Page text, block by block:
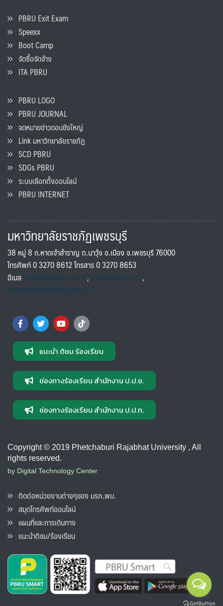
PBRU Exit Exam
Speexx
Boot Camp
จัดซื้อจัดจ้าง
ITA PBRU
PBRU LOGO
PBRU JOURNAL
จดหมายข่าวดอนขังใหญ่
Link มหาวิทยาลัยราชภัฏ
SCD PBRU
SDGs PBRU
ระบบเลือกตั้งออนไลน์
PBRU INTERNET
มหาวิทยาลัยราชภัฏเพชรบุรี
38 หมู่ 8 ถ.หาดเจ้าสำราญ ต.นาวุ้ง อ.เมือง จ.เพชรบุรี 76000
โทรศัพท์ 0 3270 8612 โทรสาร 0 3270 8653
อีเมล saraban@pbru.ac.th, info@pbru.ac.th,
international@mail.pbru.ac.th
แนะนำ ติชม ร้องเรียน
ช่องทางร้องเรียน สำนักงาน ป.ป.ช.
ช่องทางร้องเรียน สำนักงาน ป.ป.ท.
Copyright © 2019 Phetchaburi Rajabhat University , All
rights reserved.
by Digital Technology Center
ติดต่อหน่วยงานต่างๆของ มรภ.พบ.
สมุดโทรศัพท์ออนไลน์
แผนที่และการเดินทาง
แนะนำติชม/ร้องเรียน